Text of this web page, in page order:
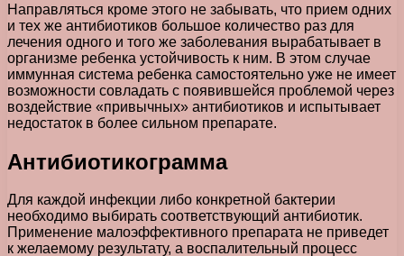
Направляться кроме этого не забывать, что прием одних
и тех же антибиотиков большое количество раз для
лечения одного и того же заболевания вырабатывает в
организме ребенка устойчивость к ним. В этом случае
иммунная система ребенка самостоятельно уже не имеет
возможности совладать с появившейся проблемой через
воздействие «привычных» антибиотиков и испытывает
недостаток в более сильном препарате.
Антибиотикограмма
Для каждой инфекции либо конкретной бактерии
необходимо выбирать соответствующий антибиотик.
Применение малоэффективного препарата не приведет
к желаемому результату, а воспалительный процесс